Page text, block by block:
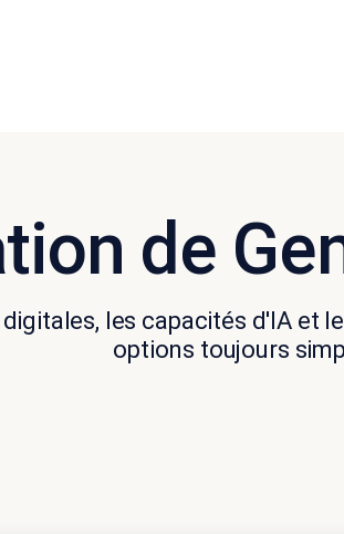
de
les capacités d'IA et
options toujours